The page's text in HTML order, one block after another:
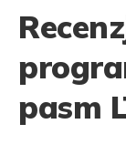
pasm